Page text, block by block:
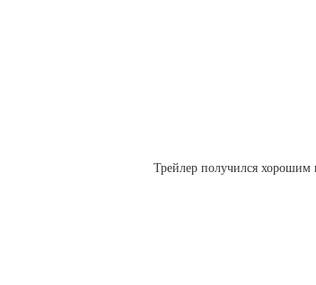
Трейлер получился хорошим